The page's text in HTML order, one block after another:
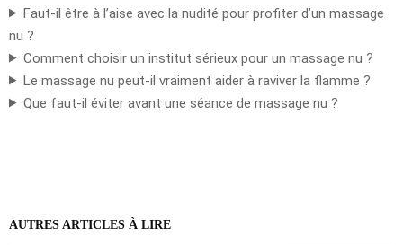
Faut-il être à l’aise avec la nudité pour profiter d’un massage
nu ?
Comment choisir un institut sérieux pour un massage nu ?
Le massage nu peut-il vraiment aider à raviver la flamme ?
Que faut-il éviter avant une séance de massage nu ?
AUTRES ARTICLES À LIRE